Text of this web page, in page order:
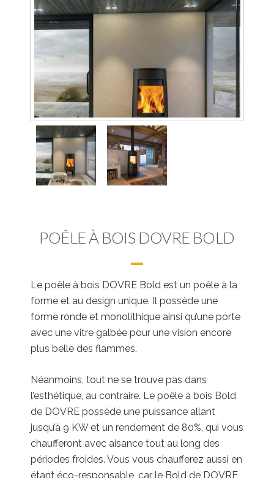
POÊLE À BOIS DOVRE BOLD
Le poêle à bois DOVRE Bold est un poêle à la
forme et au design unique. Il possède une
forme ronde et monolithique ainsi qu’une porte
avec une vitre galbée pour une vision encore
plus belle des flammes.
Néanmoins, tout ne se trouve pas dans
l’esthétique, au contraire. Le poêle à bois Bold
de DOVRE possède une puissance allant
jusqu’à 9 KW et un rendement de 80%, qui vous
chaufferont avec aisance tout au long des
périodes froides. Vous vous chaufferez aussi en
étant éco-responsable, car le Bold de DOVRE